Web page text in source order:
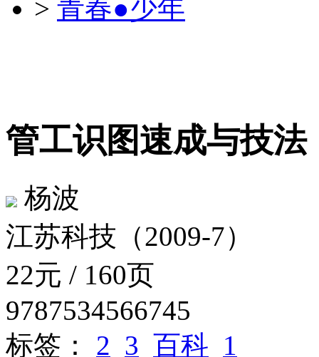
> 青春●少年
管工识图速成与技
杨波
江苏科技（2009-7）
22元 / 160页
9787534566745
标签： 2 3 百科 1